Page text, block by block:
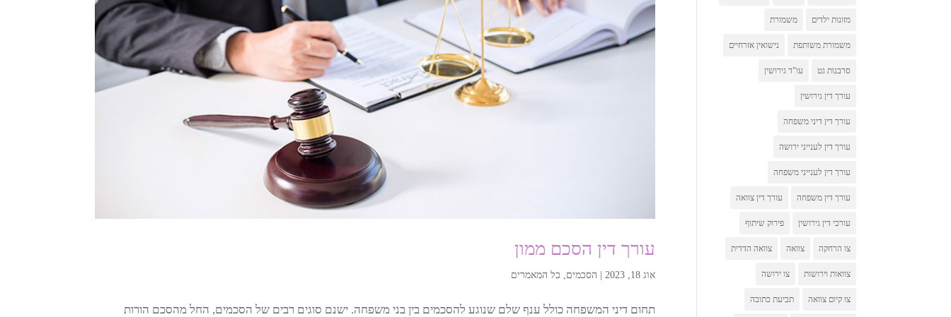
עורך דין הסכם ממון
אוג 18, 2023 | הסכמים כל המאמרים
תחום דיני המשפחה כולל ענף שלם שנוגע להסכמים בין בני משפחה. ישנם סוגים רבים של הסכמים, החל מהסכם הורות
מזונות ילדים משמורת
משמורת משותפת נישואין אזרחיים
סרבנות גט עו"ד גירושין
עורך דין גירושין
עורך דין דיני משפחה
עורך דין לענייני ירושה
עורך דין לענייני משפחה
עורך דין משפחה עורך דין צוואה
עורכי דין גירושין פירוק שיתוף
צו הרחקה צוואה צוואה הדדית
צוואות וירושות צו ירושה
צו קיום צוואה תביעת כתובה